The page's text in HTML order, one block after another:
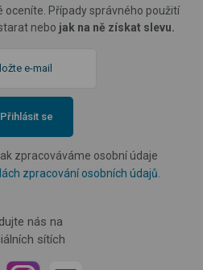
oceníte. Případy správného použití
nebo jak na ně získat slevu.
Přihlásit se
zpracováváme osobní údaje
zpracování osobních údajů
nás na
sítích